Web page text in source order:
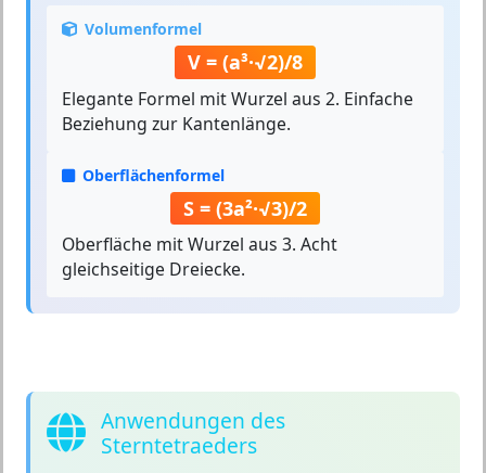
Volumenformel
V = (a³·√2)/8
Elegante Formel mit Wurzel aus 2. Einfache
Beziehung zur Kantenlänge.
Oberflächenformel
S = (3a²·√3)/2
Oberfläche mit Wurzel aus 3. Acht
gleichseitige Dreiecke.
Anwendungen des
Sterntetraeders